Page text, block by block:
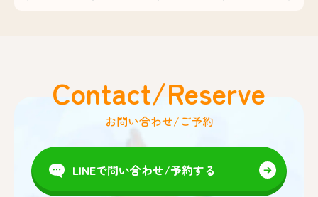
Contact/Reserve
お問い合わせ/ご予約
LINEで問い合わせ/予約する